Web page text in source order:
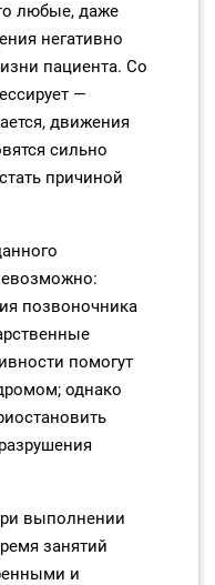
любые, даже
негативно
пациента. Со
—
движения
сильно
причиной
позвоночника
помогут
однако
выполнении
занятий
и